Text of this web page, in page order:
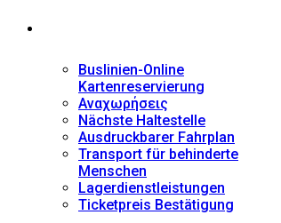
Buslinien-Online
Kartenreservierung
Αναχωρήσεις
Nächste Haltestelle
Αusdruckbarer Fahrplan
Transport für behinderte
Menschen
Lagerdienstleistungen
Ticketpreis Bestätigung